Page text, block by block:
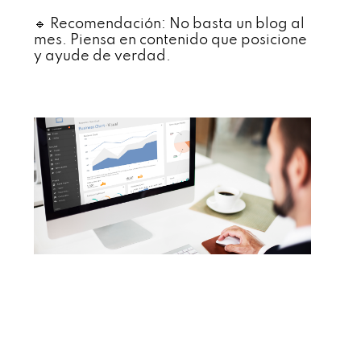
🔹 Recomendación: No basta un blog al
mes. Piensa en contenido que posicione
y ayude de verdad.